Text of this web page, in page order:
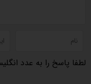
لطفا پاسخ را به عدد